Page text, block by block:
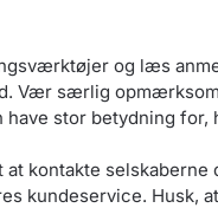
og læs
Vær særlig
have stor betydning
kontakte
kundeservice. Husk,